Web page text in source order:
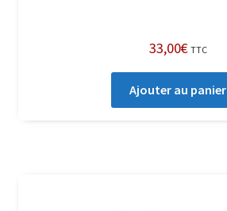
33,00€ TTC
Ajouter au panier